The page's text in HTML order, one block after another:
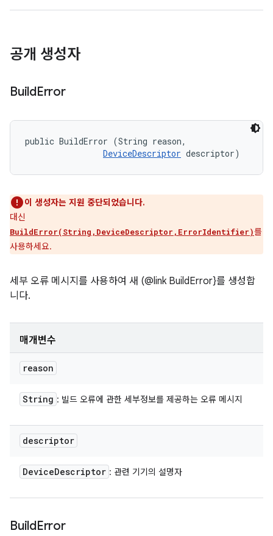
공개 생성자
BuildError
public BuildError (String reason,
DeviceDescriptor descriptor)
이 생성자는 지원 중단되었습니다.
대신
BuildError(String,DeviceDescriptor,ErrorIdentifier)를
사용하세요.
세부 오류 메시지를 사용하여 새 (@link BuildError}를 생성합
니다.
매개변수
reason
String : 빌드 오류에 관한 세부정보를 제공하는 오류 메시지
descriptor
DeviceDescriptor : 관련 기기의 설명자
BuildError